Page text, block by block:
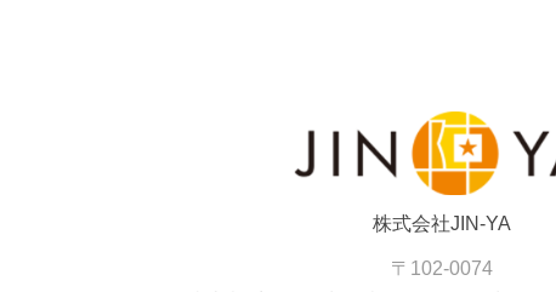
株式会社JIN-YA
〒102-0074